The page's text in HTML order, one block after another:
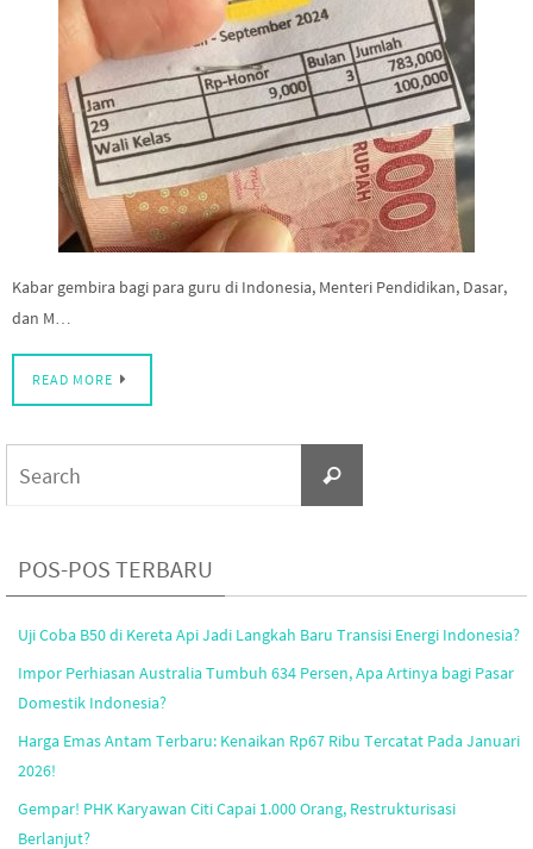
Kabar gembira bagi para guru di Indonesia, Menteri Pendidikan, Dasar,
dan M…
READ MORE
Search
POS-POS TERBARU
Uji Coba B50 di Kereta Api Jadi Langkah Baru Transisi Energi Indonesia?
Impor Perhiasan Australia Tumbuh 634 Persen, Apa Artinya bagi Pasar
Domestik Indonesia?
Harga Emas Antam Terbaru: Kenaikan Rp67 Ribu Tercatat Pada Januari
2026!
Gempar! PHK Karyawan Citi Capai 1.000 Orang, Restrukturisasi
Berlanjut?